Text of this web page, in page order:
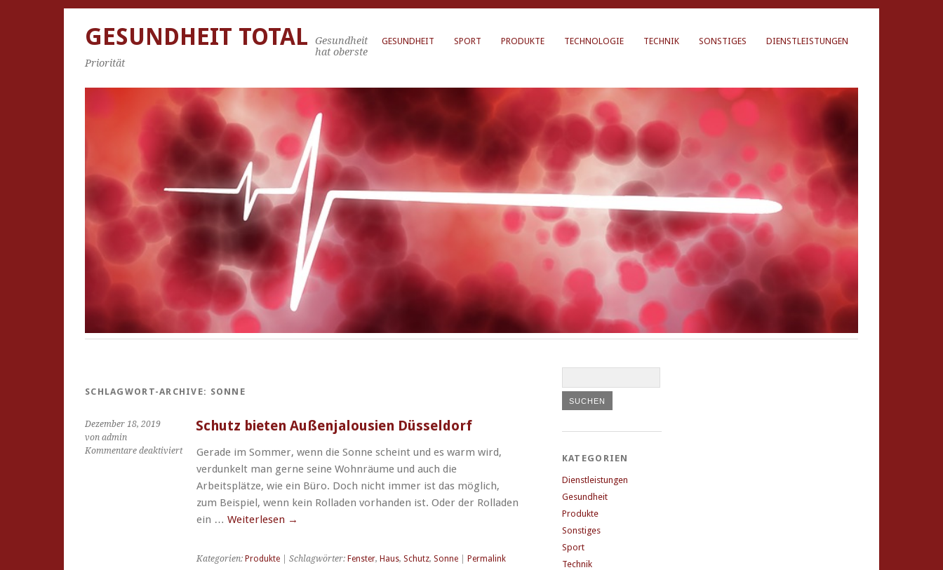
GESUNDHEIT SPORT PRODUKTE TECHNOLOGIE TECHNIK SONSTIGES DIENSTLEISTUNGEN
GESUNDHEIT TOTAL
Gesundheit
hat oberste
Priorität
SCHLAGWORT-ARCHIVE: SONNE
Dezember 18, 2019
von admin
Kommentare deaktiviertfür
Außenjalousien
Düsseldorf
Schutz bieten Außenjalousien Düsseldorf
Gerade im Sommer, wenn die Sonne scheint und es warm wird,
verdunkelt man gerne seine Wohnräume und auch die
Arbeitsplätze, wie ein Büro. Doch nicht immer ist das möglich,
zum Beispiel, wenn kein Rolladen vorhanden ist. Oder der Rolladen
ein … Weiterlesen →
Kategorien: Produkte| Schlagwörter: Fenster, Haus, Schutz, Sonne| Permalink
KATEGORIEN
Dienstleistungen
Gesundheit
Produkte
Sonstiges
Sport
Technik